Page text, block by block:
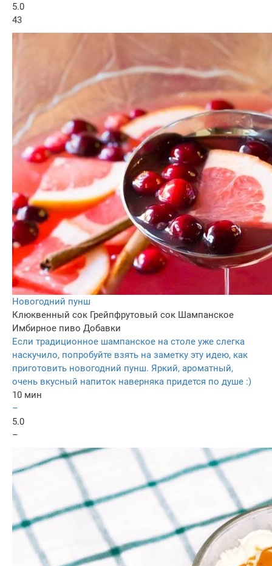
5.0
43
Новогодний пунш
Клюквенный сок Грейпфрутовый сок Шампанское
Имбирное пиво Добавки
Если традиционное шампанское на столе уже слегка
наскучило, попробуйте взять на заметку эту идею, как
приготовить новогодний пунш. Яркий, ароматный,
очень вкусный напиток наверняка придется по душе :)
10 мин
–
5.0
–